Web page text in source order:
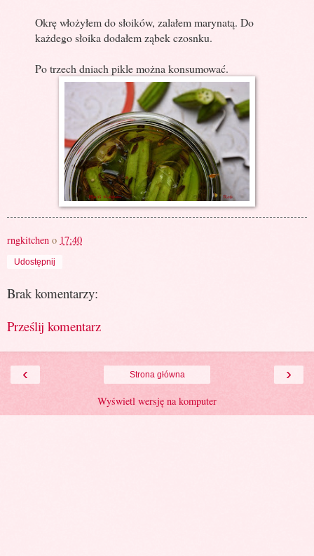
Okrę włożyłem do słoików, zalałem marynatą. Do
każdego słoika dodałem ząbek czosnku.
Po trzech dniach pikle można konsumować.
rngkitchen o 17:40
Udostępnij
Brak komentarzy:
Prześlij komentarz
‹ ›
Strona główna
Wyświetl wersję na komputer